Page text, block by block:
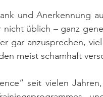
und Anerkennung
üblich – ganz
gar anzusprechen,
meist schamhaft
seit vielen